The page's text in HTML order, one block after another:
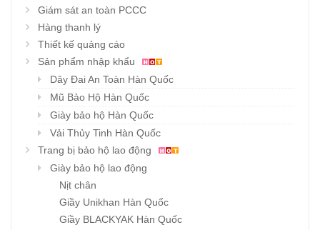
Giám sát an toàn PCCC
Hàng thanh lý
Thiết kế quảng cáo
Sản phẩm nhập khẩu
Dây Đai An Toàn Hàn Quốc
Mũ Bảo Hộ Hàn Quốc
Giày bảo hộ Hàn Quốc
Vải Thủy Tinh Hàn Quốc
Trang bị bảo hộ lao động
Giày bảo hộ lao động
Nịt chân
Giầy Unikhan Hàn Quốc
Giầy BLACKYAK Hàn Quốc